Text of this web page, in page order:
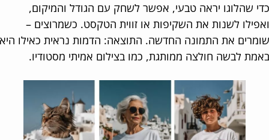
שהלוגו יראה טבעי, אפשר לשחק עם הגודל והמיקום,
לשנות את השקיפות או זווית הטקסט. כשמרוצים –
את התמונה החדשה. התוצאה: הדמות נראית כאילו היא
לבשה חולצה ממותגת, כמו בצילום אמיתי מסטודיו.